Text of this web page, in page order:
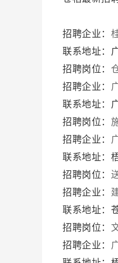
招聘企业：
联系地址：
招聘岗位：
招聘企业：
联系地址：
招聘岗位：
招聘企业：
联系地址：
招聘岗位：
招聘企业：
联系地址：
招聘岗位：
招聘企业：